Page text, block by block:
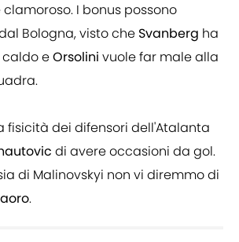
I bonus possono
Bologna, visto che Svanberg ha
eOrsolini vuole far male alla
fisicità dei difensori dell'Atalanta
di avere occasioni da gol.
di Malinovskyi non vi diremmo di
.